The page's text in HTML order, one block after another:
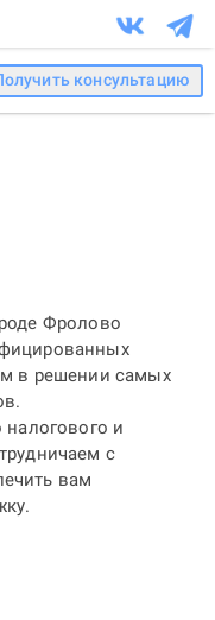
консультацию
Фролово
в решении самых
и
с
вам